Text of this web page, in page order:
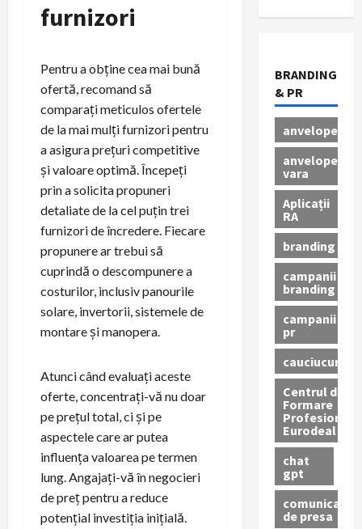
furnizori
Pentru a obține cea mai bună
ofertă, recomand să
comparați meticulos ofertele
de la mai mulți furnizori pentru
a asigura prețuri competitive
și valoare optimă. Începeți
prin a solicita propuneri
detaliate de la cel puțin trei
furnizori de încredere. Fiecare
propunere ar trebui să
cuprindă o descompunere a
costurilor, inclusiv panourile
solare, invertorii, sistemele de
montare și manopera.
Atunci când evaluați aceste
oferte, concentrați-vă nu doar
pe prețul total, ci și pe
aspectele care ar putea
influența valoarea pe termen
lung. Angajați-vă în negocieri
de preț pentru a reduce
potențial investiția inițială.
BRANDING
& PR
anvelope
anvelope
vara
Aplicații
RA
branding
campanii
branding
campanii
pr
cauciucuri
Centrul de
Formare
Profesionala
Eurodeal
chat
gpt
comunicat
de presa